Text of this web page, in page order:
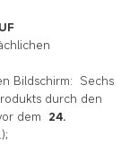
Bildschirm: Sechs
durch den
dem 24.